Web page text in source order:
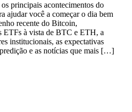
principais acontecimentos do
ajudar você a começar o dia bem
recente do Bitcoin,
ETFs à vista de BTC e ETH, a
institucionais, as expectativas
e as notícias que mais […]